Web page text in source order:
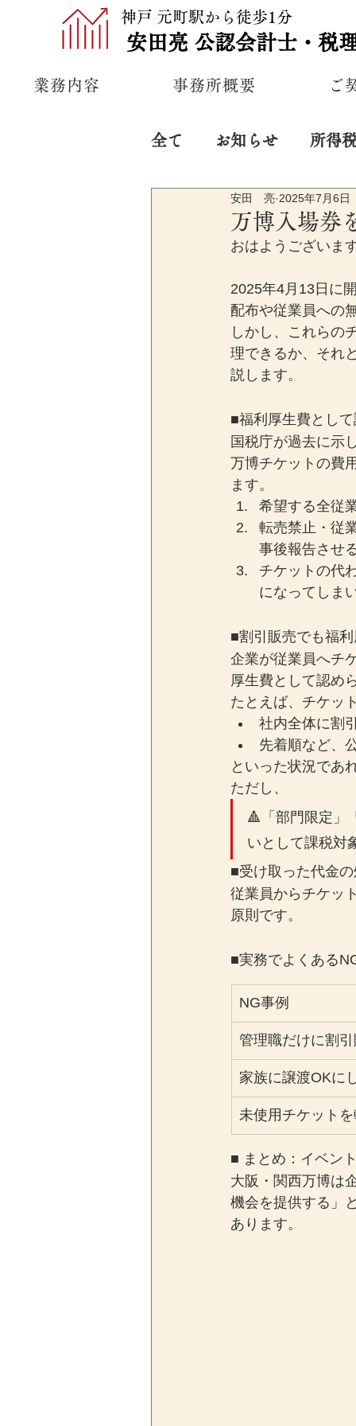
神戸 元町駅から徒歩1分
安田亮 公認会計士・税
業務内容 事務所概要 ご
全て お知らせ 所得
プライベート 経営
万博入場券
安田 亮 2025年7月6日
おはようございま
2025年4月13日に
配布や従業員への
しかし、これらの
理できるか、それ
説します。
■福利厚生費とし
国税庁が過去に示
万博チケットの費
ます。
希望する全従
転売禁止・従
事後報告させ
チケットの代
になってしま
■割引販売でも福
企業が従業員へチ
厚生費として認め
たとえば、チケッ
社内全体に割
先着順など、
といった状況であ
ただし、
🔺「部門限定」
いとして課税対
■受け取った代金
従業員からチケッ
原則です。
■実務でよくある
NG事例
管理職だけに割
家族に譲渡OKに
未使用チケット
■ まとめ：イベン
大阪・関西万博は
機会を提供する」
あります。